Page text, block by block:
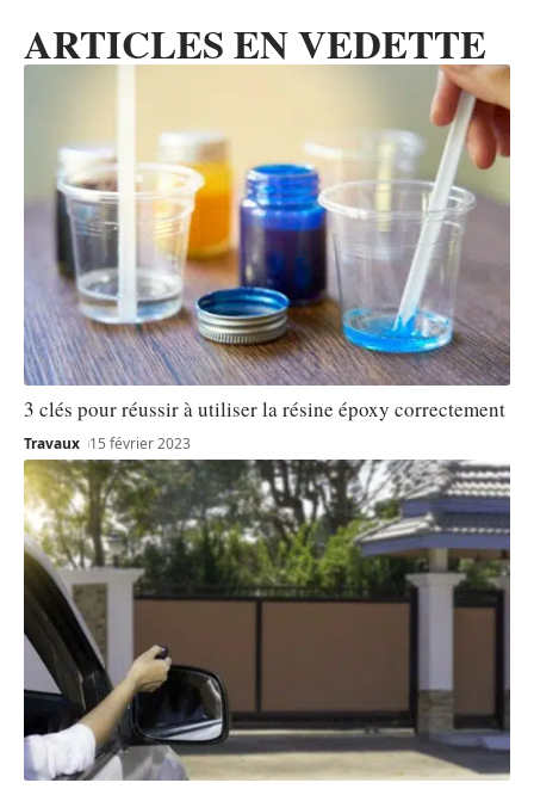
ARTICLES EN VEDETTE
3 clés pour réussir à utiliser la résine époxy correctement
Travaux 15 février 2023